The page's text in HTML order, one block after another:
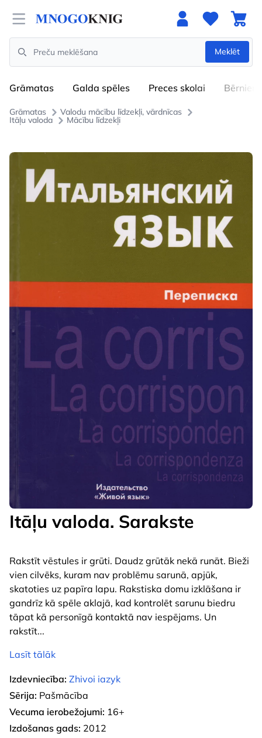
Open menu
Search
Meklēt
Grāmatas Galda spēles Preces skolai Bērniem
Grāmatas Valodu mācību līdzekļi, vārdnīcas
Itāļu valoda Mācību līdzekļi
Itāļu valoda. Sarakste
Rakstīt vēstules ir grūti. Daudz grūtāk nekā runāt. Bieži
vien cilvēks, kuram nav problēmu sarunā, apjūk,
skatoties uz papīra lapu. Rakstiska domu izklāšana ir
gandrīz kā spēle aklajā, kad kontrolēt sarunu biedru
tāpat kā personīgā kontaktā nav iespējams. Un
rakstīt...
Lasīt tālāk
Izdevniecība: Zhivoi iazyk
Sērija: Pašmācība
Vecuma ierobežojumi: 16+
Izdošanas gads: 2012